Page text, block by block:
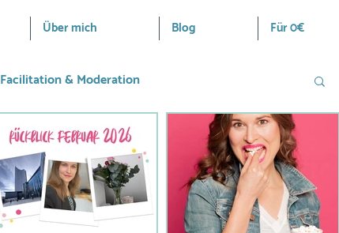
Über mich Blog Für 0€
Facilitation & Moderation
Interviews MURAL & andere Tools